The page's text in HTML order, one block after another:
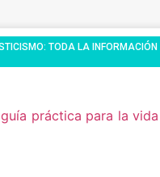
TODA LA INFORMACIÓN |